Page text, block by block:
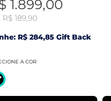
1.899,00
R$ 189,90
R$ 284,85 Gift Back
A COR